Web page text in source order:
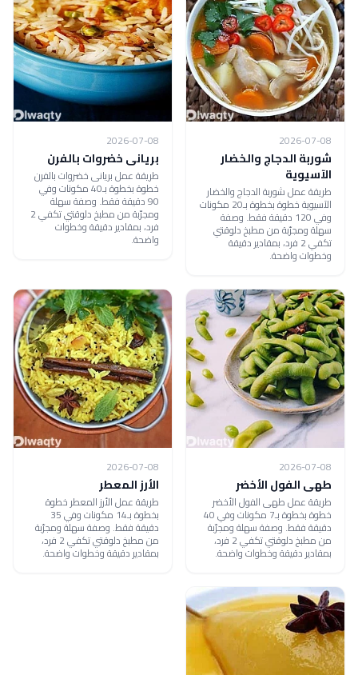
2026-07-08
شوربة الدجاج والخضار
الآسيوية
طريقة عمل شوربة الدجاج والخضار
الآسيوية خطوة بخطوة بـ20 مكونات
وفي 120 دقيقة فقط. وصفة
سهلة ومجرّبة من مطبخ دلوقتي
تكفي 2 فرد، بمقادير دقيقة
وخطوات واضحة.
2026-07-08
بريانى خضروات بالفرن
طريقة عمل بريانى خضروات بالفرن
خطوة بخطوة بـ40 مكونات وفي
90 دقيقة فقط. وصفة سهلة
ومجرّبة من مطبخ دلوقتي تكفي 2
فرد، بمقادير دقيقة وخطوات
واضحة.
2026-07-08
طهى الفول الأخضر
طريقة عمل طهى الفول الأخضر
خطوة بخطوة بـ7 مكونات وفي 40
دقيقة فقط. وصفة سهلة ومجرّبة
من مطبخ دلوقتي تكفي 2 فرد،
بمقادير دقيقة وخطوات واضحة.
2026-07-08
الأرز المعطر
طريقة عمل الأرز المعطر خطوة
بخطوة بـ14 مكونات وفي 35
دقيقة فقط. وصفة سهلة ومجرّبة
من مطبخ دلوقتي تكفي 2 فرد،
بمقادير دقيقة وخطوات واضحة.